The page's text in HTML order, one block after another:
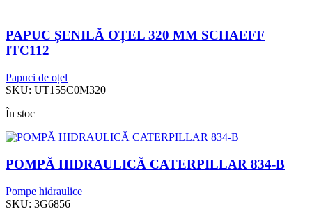
PAPUC ȘENILĂ OȚEL 320 MM SCHAEFF
ITC112
Papuci de oțel
SKU: UT155C0M320
În stoc
POMPĂ HIDRAULICĂ CATERPILLAR 834-B
Pompe hidraulice
SKU: 3G6856